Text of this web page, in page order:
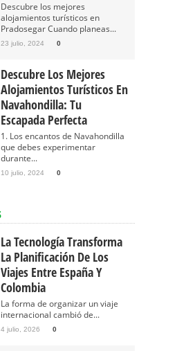
Descubre los mejores
alojamientos turísticos en
Pradosegar Cuando planeas...
23 julio, 2024 0
Descubre Los Mejores
Alojamientos Turísticos En
Navahondilla: Tu
Escapada Perfecta
1. Los encantos de Navahondilla
que debes experimentar
durante...
10 julio, 2024 0
La Tecnología Transforma
La Planificación De Los
Viajes Entre España Y
Colombia
La forma de organizar un viaje
internacional cambió de...
4 julio, 2026 0